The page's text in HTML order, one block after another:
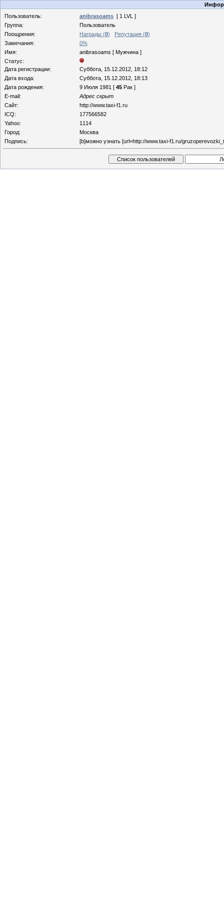
Пользователь:
anibrasoams [ 1 LVL ]
Группа:
Пользователь
Поощрения:
Награды (0) Репутация (0)
Замечания:
0%
Имя:
anibrasoams [ Мужчина ]
Статус:
Дата регистрации:
Суббота, 15.12.2012, 18:12
Дата входа:
Суббота, 15.12.2012, 18:13
Дата рождения:
9 Июля 1981 [ 45 Рак ]
E-mail:
Адрес скрыт
Сайт:
http://www.taxi-f1.ru
ICQ:
177566582
Yahoo:
1114
Город:
Москва
Подпись:
[b]можно узнать [url=http://www.taxi-f1.ru/